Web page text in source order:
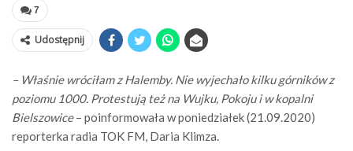
7
Udostępnij
– Właśnie wróciłam z Halemby. Nie wyjechało kilku górników z
poziomu 1000. Protestują też na Wujku, Pokoju i w kopalni
Bielszowice– poinformowała w poniedziałek (21.09.2020)
reporterka radia TOK FM, Daria Klimza.